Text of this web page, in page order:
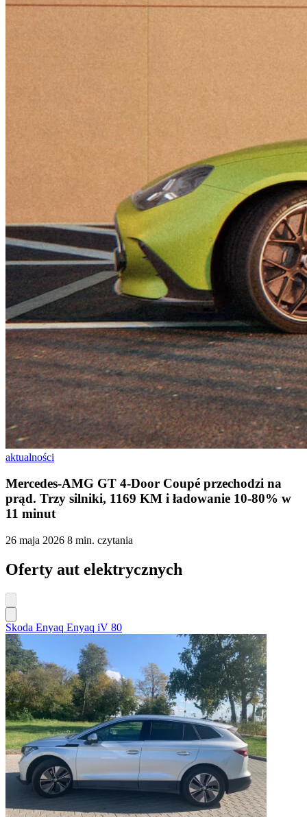
aktualności
Mercedes-AMG GT 4-Door Coupé przechodzi na
prąd. Trzy silniki, 1169 KM i ładowanie 10-80% w
11 minut
26 maja 2026 8 min. czytania
Oferty aut elektrycznych
Skoda Enyaq Enyaq iV 80